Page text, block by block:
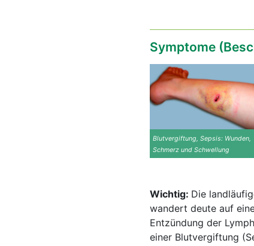
Symptome
Blutvergiftung, Sepsis: Wunden,
Schmerz und Schwellung
Wichtig: Die
wandert deute auf
Entzündung der
einer Blutvergiftung